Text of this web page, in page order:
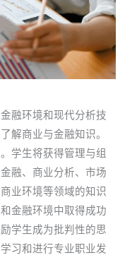
融环境和现代分析技
解商业与金融知识。
学生将获得管理与组
融、商业分析、市场
业环境等领域的知识
金融环境中取得成功
学生成为批判性的思
习和进行专业职业发